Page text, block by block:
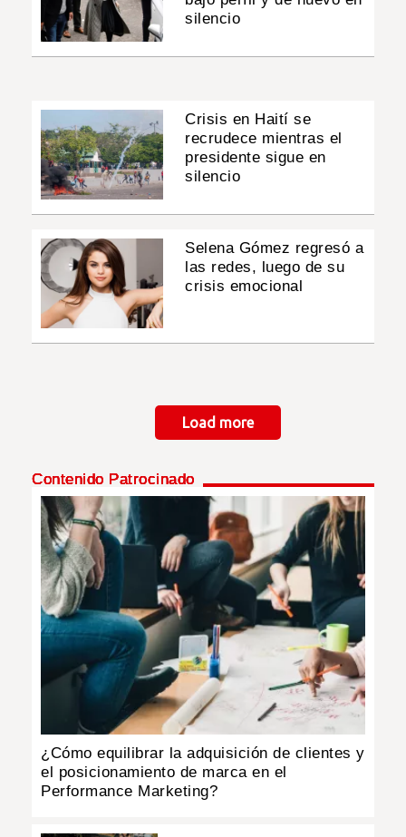
silencio
Crisis en Haití se
recrudece mientras el
presidente sigue en
silencio
Selena Gómez regresó a
las redes, luego de su
crisis emocional
Load more
Contenido Patrocinado
¿Cómo equilibrar la adquisición de clientes y
el posicionamiento de marca en el
Performance Marketing?